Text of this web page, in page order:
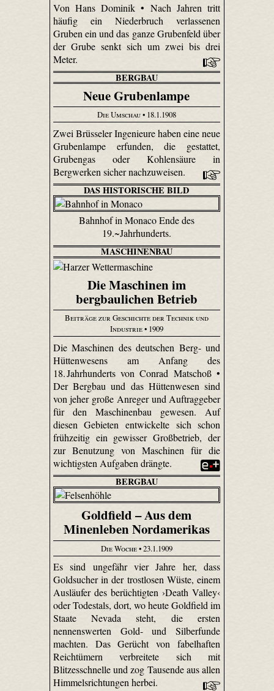
Von Hans Dominik • Nach Jahren tritt
häufig ein Niederbruch verlassenen
Gruben ein und das ganze Grubenfeld über
der Grube senkt sich um zwei bis drei
Meter.
BERGBAU
Neue Grubenlampe
Die Umschau• 18.1.1908
Zwei Brüsseler Ingenieure haben eine neue
Grubenlampe erfunden, die gestattet,
Grubengas oder Kohlensäure in
Bergwerken sicher nachzuweisen.
DAS HISTORISCHE BILD
Bahnhof in Monaco Ende des
19.~Jahrhunderts.
MASCHINENBAU
Die Maschinen im
bergbaulichen Betrieb
Beiträge zur Geschichte der Technik und
Industrie• 1909
Die Maschinen des deutschen Berg- und
Hüttenwesens am Anfang des
18. Jahrhunderts von Conrad Matschoß •
Der Bergbau und das Hüttenwesen sind
von jeher große Anreger und Auftraggeber
für den Maschinenbau gewesen. Auf
diesen Gebieten entwickelte sich schon
frühzeitig ein gewisser Großbetrieb, der
zur Benutzung von Maschinen für die
wichtigsten Aufgaben drängte.
BERGBAU
Goldfield – Aus dem
Minenleben Nordamerikas
Die Woche• 23.1.1909
Es sind ungefähr vier Jahre her, dass
Goldsucher in der trostlosen Wüste, einem
Ausläufer des berüchtigten ›Death Valley‹
oder Todestals, dort, wo heute Gol­dfield im
Staate Nevada steht, die ersten
nennenswerten Gold- und Silberfunde
machten. Das Gerücht von fabelhaften
Reichtümern verbreitete sich mit
Blitzesschnelle und zog Tausende aus allen
Himmelsrichtungen herbei.